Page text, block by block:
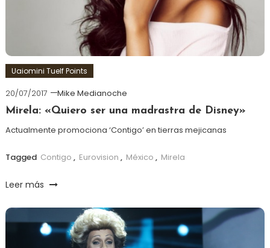
Uaiomini Tuelf Points
20/07/2017
Mike Medianoche
Mirela: «Quiero ser una madrastra de Disney»
Actualmente promociona ‘Contigo’ en tierras mejicanas
Tagged Contigo , Eurovision , México , Mirela
Leer más